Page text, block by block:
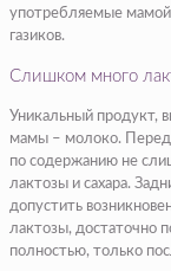
употребляемые
газиков.
Слишком много
Уникальный продукт,
мамы – молоко.
по содержанию не
лактозы и сахара.
допустить
лактозы, достаточно
полностью, только